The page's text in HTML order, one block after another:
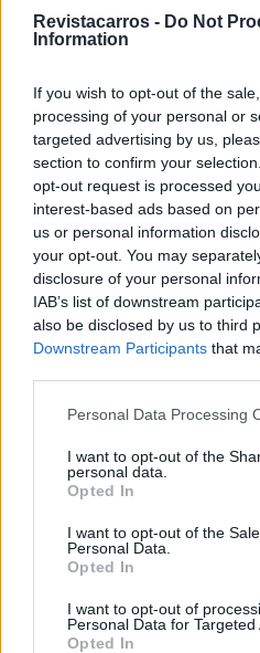
Revistacarros - Do Not
Information
If you wish to opt-out of the
processing of your personal or
targeted advertising by us,
section to confirm your
opt-out request is processed
interest-based ads based on
us or personal information
your opt-out. You may
disclosure of your personal
IAB’s list of downstream
also be disclosed by us to third
Downstream Participants that
Personal Data Processing
I want to opt-out of the
personal data.
Opted In
I want to opt-out of the
Personal Data.
Opted In
I want to opt-out of
Personal Data for Targeted
Opted In
Related Posts
NX7 é o novo SUV da
pode chegar à Europa
BYVIRGILIO MACHADO 08/08/2026